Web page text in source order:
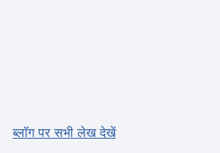
ब्लॉग पर सभी लेख देखें